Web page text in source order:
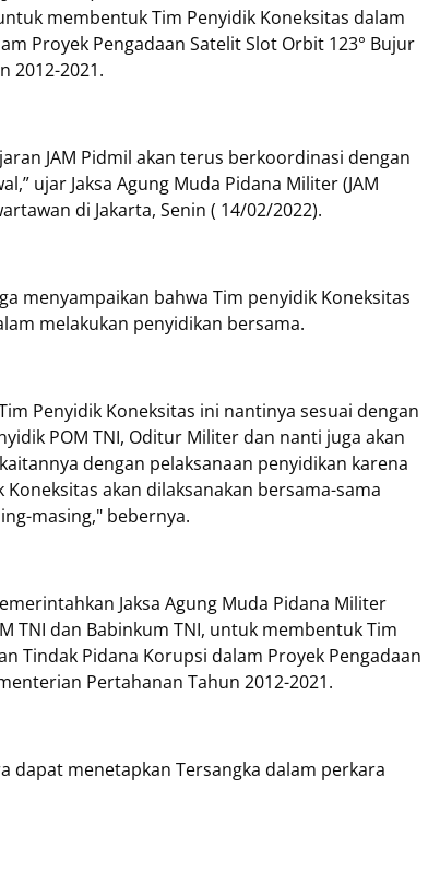
membentuk Tim Penyidik Koneksitas dalam
Proyek Pengadaan Satelit Slot Orbit 123° Bujur
2012-2021.
JAM Pidmil akan terus berkoordinasi dengan
ujar Jaksa Agung Muda Pidana Militer (JAM
di Jakarta, Senin ( 14/02/2022).
menyampaikan bahwa Tim penyidik Koneksitas
melakukan penyidikan bersama.
Penyidik Koneksitas ini nantinya sesuai dengan
POM TNI, Oditur Militer dan nanti juga akan
dengan pelaksanaan penyidikan karena
akan dilaksanakan bersama-sama
masing," bebernya.
Jaksa Agung Muda Pidana Militer
TNI dan Babinkum TNI, untuk membentuk Tim
Tindak Pidana Korupsi dalam Proyek Pengadaan
Pertahanan Tahun 2012-2021.
dapat menetapkan Tersangka dalam perkara